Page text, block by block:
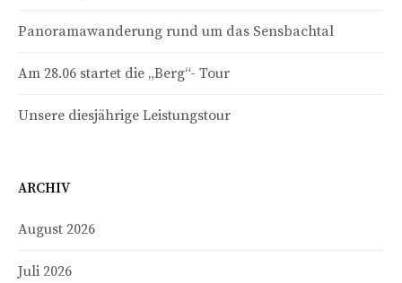
Panoramawanderung rund um das Sensbachtal
Am 28.06 startet die „Berg“- Tour
Unsere diesjährige Leistungstour
ARCHIV
August 2026
Juli 2026